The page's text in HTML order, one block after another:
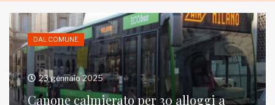
HOME
DAL COMUNE
23 gennaio 2025
Canone calmierato per 30 alloggi a